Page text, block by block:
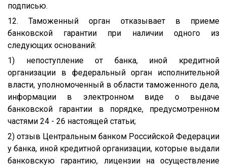
подписью.
12. Таможенный орган отказывает в приеме
банковской гарантии при наличии одного из
следующих оснований:
1) непоступление от банка, иной кредитной
организации в федеральный орган исполнительной
власти, уполномоченный в области таможенного дела,
информации в электронном виде о выдаче
банковской гарантии в порядке, предусмотренном
частями 24 - 26 настоящей статьи;
2) отзыв Центральным банком Российской Федерации
у банка, иной кредитной организации, которые выдали
банковскую гарантию, лицензии на осуществление